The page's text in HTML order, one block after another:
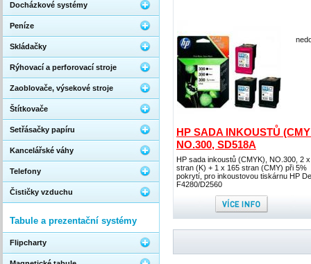
HP SADA INKOUSTŮ
NO.300, SD518A
HP sada inkoustů (CMYK), NO.300, 2
stran (K) + 1 x 165 stran (CMY) při 5%
pokrytí, pro inkoustovou tiskárnu HP
F4280/D2560
Docházkové systémy
Peníze
Skládačky
Rýhovací a perforovací stroje
Zaoblovače, výsekové stroje
Štítkovače
Setřásačky papíru
Kancelářské váhy
Telefony
Čističky vzduchu
Tabule a prezentační systémy
Flipcharty